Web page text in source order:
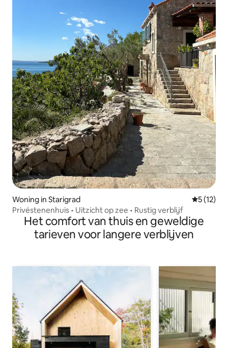
Woning in Starigrad
5 (12)
Privéstenenhuis • Uitzicht op zee • Rustig verblijf
Het comfort van thuis en geweldige
tarieven voor langere verblijven